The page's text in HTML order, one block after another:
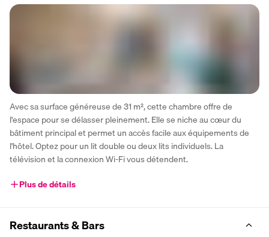
Avec sa surface généreuse de 31 m², cette chambre offre de
l'espace pour se délasser pleinement. Elle se niche au cœur du
bâtiment principal et permet un accès facile aux équipements de
l'hôtel. Optez pour un lit double ou deux lits individuels. La
télévision et la connexion Wi-Fi vous détendent.
Plus de détails
Restaurants & Bars